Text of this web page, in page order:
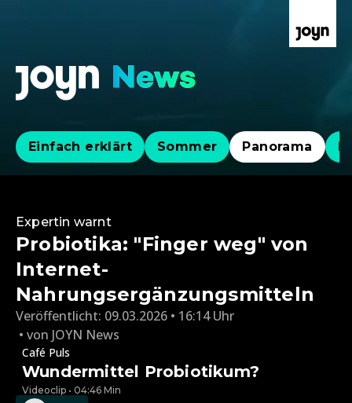
Einfach erklärt Sommer Panorama
Expertin warnt
Probiotika: "Finger weg" von
Internet-
Nahrungsergänzungsmitteln
Veröffentlicht: 09.03.2026 • 16:14 Uhr
von JOYN News
Café Puls
Wundermittel Probiotikum?
Videoclip • 04:46 Min